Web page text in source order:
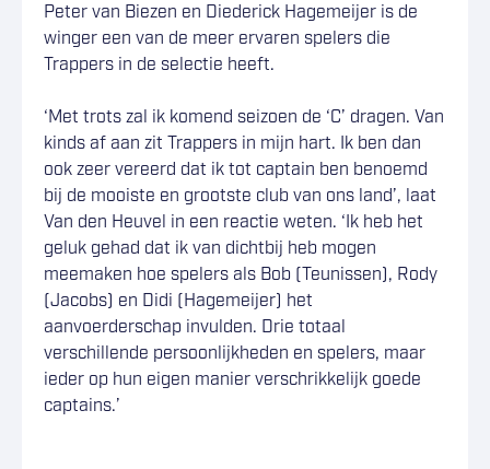
Peter van Biezen en Diederick Hagemeijer is de
winger een van de meer ervaren spelers die
Trappers in de selectie heeft.
‘Met trots zal ik komend seizoen de ‘C’ dragen. Van
kinds af aan zit Trappers in mijn hart. Ik ben dan
ook zeer vereerd dat ik tot captain ben benoemd
bij de mooiste en grootste club van ons land’, laat
Van den Heuvel in een reactie weten. ‘Ik heb het
geluk gehad dat ik van dichtbij heb mogen
meemaken hoe spelers als Bob (Teunissen), Rody
(Jacobs) en Didi (Hagemeijer) het
aanvoerderschap invulden. Drie totaal
verschillende persoonlijkheden en spelers, maar
ieder op hun eigen manier verschrikkelijk goede
captains.’